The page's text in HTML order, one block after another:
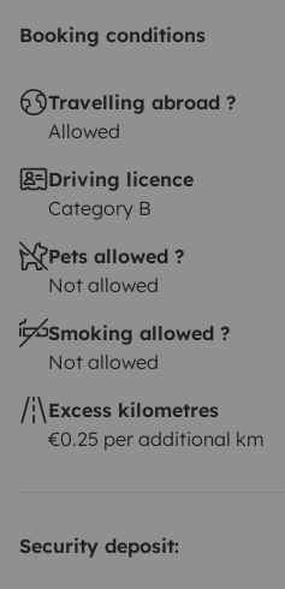
Booking conditions
Travelling abroad ?
Allowed
Driving licence
Category B
Pets allowed ?
Not allowed
Smoking allowed ?
Not allowed
Excess kilometres
€0.25 per additional km
Security deposit: